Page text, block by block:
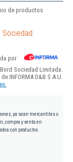
de productos
por
Sociedad Limitada.
INFORMA D&B S.A.U.
ya sean mercantiles o
compra y venta en
con productos